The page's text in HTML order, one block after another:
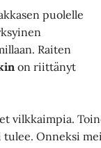
puolelle
Raiten
on riittänyt
vilkkaimpia.
tulee. Onneksi